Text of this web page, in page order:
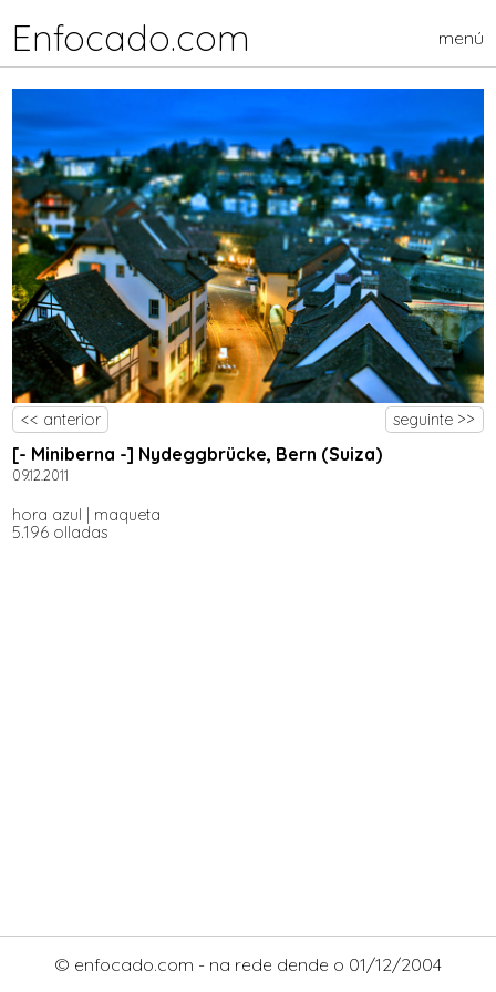
Enfocado.com menú
<< anterior seguinte >>
[- Miniberna -] Nydeggbrücke, Bern (Suiza)
09.12.2011
hora azul
maqueta
5.196 olladas
© enfocado.com - na rede dende o 01/12/2004